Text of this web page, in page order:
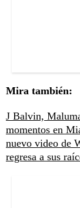
Mira también:
J Balvin,
momentos en
nuevo video de
regresa a sus